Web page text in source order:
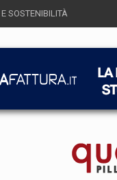
SOSTENIBILITÀ